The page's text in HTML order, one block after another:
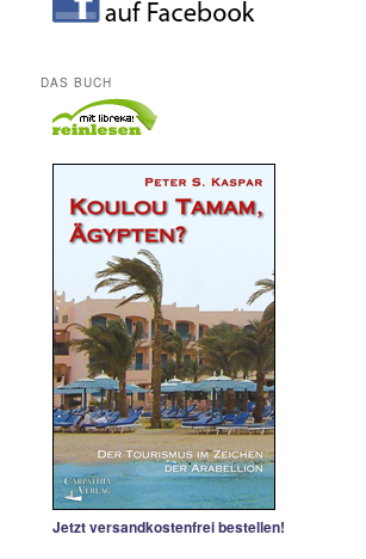
DAS BUCH
Jetzt versandkostenfrei bestellen!